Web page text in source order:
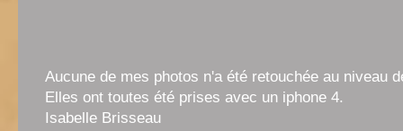
Aucune de mes photos n'a été retouchée au niveau
Elles ont toutes été prises avec un iphone 4.
Isabelle Brisseau